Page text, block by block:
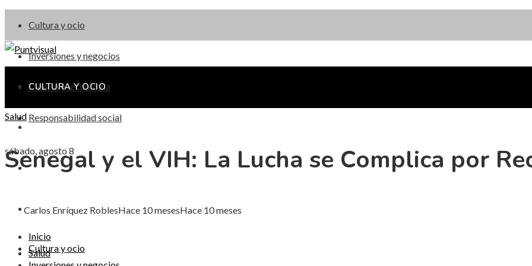
Cultura y ocio
Inversiones y negocios
Ciencia y tecnología
Responsabilidad social
sábado, agosto 8
CULTURA Y OCIO
CIENCIA Y TECNOLOGÍA
RESPONSABILIDAD SOCIAL
Cultura y ocio
Salud
Senegal y el VIH: La Lucha se Complica por
Carlos Enríquez RoblesHace 10 mesesHace 10 meses
Inicio
Salud